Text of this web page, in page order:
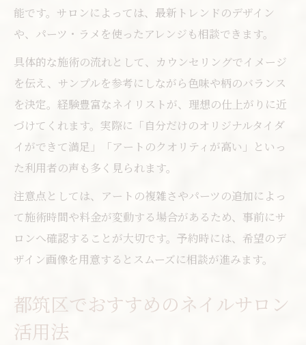
能です。サロンによっては、最新トレンドのデザイン
や、パーツ・ラメを使ったアレンジも相談できます。
具体的な施術の流れとして、カウンセリングでイメージ
を伝え、サンプルを参考にしながら色味や柄のバランス
を決定。経験豊富なネイリストが、理想の仕上がりに近
づけてくれます。実際に「自分だけのオリジナルタイダ
イができて満足」「アートのクオリティが高い」といっ
た利用者の声も多く見られます。
注意点としては、アートの複雑さやパーツの追加によっ
て施術時間や料金が変動する場合があるため、事前にサ
ロンへ確認することが大切です。予約時には、希望のデ
ザイン画像を用意するとスムーズに相談が進みます。
都筑区でおすすめのネイルサロン
活用法